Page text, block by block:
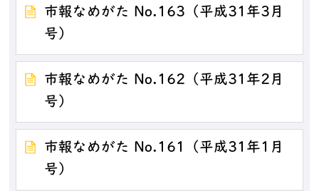
市報なめがた No.163（平成31年3月
号）
市報なめがた No.162（平成31年2月
号）
市報なめがた No.161（平成31年1月
号）